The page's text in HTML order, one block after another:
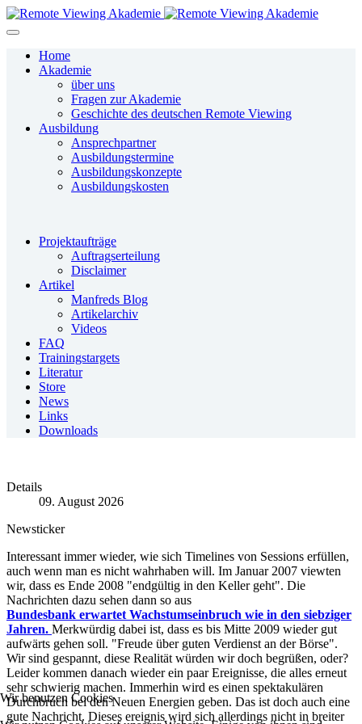
Home
Akademie
über uns
Fragen zur Akademie
Geschichte des deutschen Remote Viewing
Ausbildung
Ansprechpartner
Ausbildungstermine
Ausbildungskonzepte
Ausbildungskosten
Projektaufträge
Auftragserteilung
Disclaimer
Artikel
Manfreds Blog
Artikelarchiv
Videos
FAQ
Trainingstargets
Literatur
Store
News
Links
Downloads
Details
09. August 2026
Newsticker
Interessant immer wieder, wie sich Timelines von Sessions erfüllen,
auch wenn man es nicht wahrhaben will. Im Januar 2007 viewten
wir, dass es Ende 2008 "endgültig in den Keller geht". Die
Nachrichten dazu sehen dann so aus
Bundesbank erwartet Wachstumseinbruch wie in den siebziger
Jahren. Merkwürdig dabei ist, dass es bis Mitte 2009 wieder gut
aufwärts gehen soll. "Freude über guten Verdienst an der Börse".
Wir sind gespannt, diese Realität würden wir doch begrüßen, oder?
Leider kommen danach wieder ein paar Ereignisse, die alles erneut
sehr schwierig machen. Immerhin wird es einen spektakulären
Durchbruch bei den Neuen Energien geben. Das ist doch auch eine
gute Nachricht. Dieses ereignis wird sich allerdings nicht in breiter
Wir benutzen Cookies